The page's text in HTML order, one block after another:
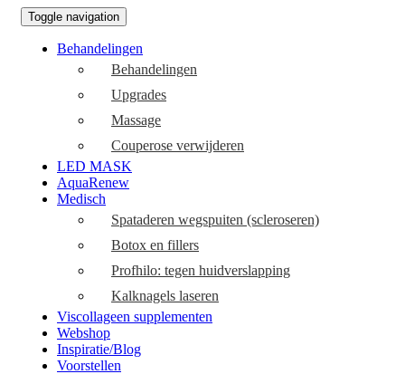
Toggle navigation
Behandelingen
Behandelingen
Upgrades
Massage
Couperose verwijderen
LED MASK
AquaRenew
Medisch
Spataderen wegspuiten (scleroseren)
Botox en fillers
Profhilo: tegen huidverslapping
Kalknagels laseren
Viscollageen supplementen
Webshop
Inspiratie/Blog
Voorstellen